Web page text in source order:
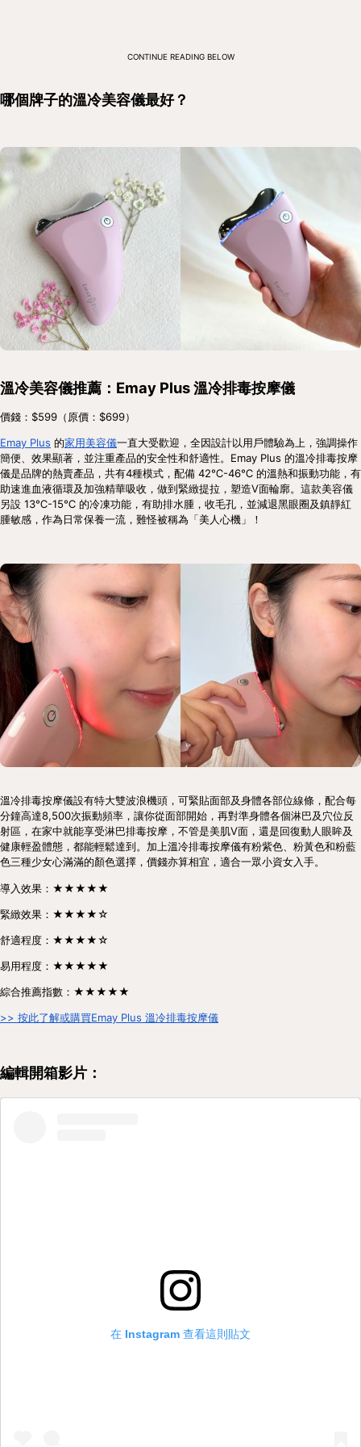
CONTINUE READING BELOW
哪個牌子的溫冷美容儀最好？
溫冷美容儀推薦：Emay Plus 溫冷排毒按摩儀
價錢：$599（原價：$699）
Emay Plus 的家用美容儀一直大受歡迎，全因設計以用戶體驗為上，強調操作
簡便、效果顯著，並注重產品的安全性和舒適性。Emay Plus 的溫冷排毒按摩
儀是品牌的熱賣產品，共有4種模式，配備 42℃-46℃ 的溫熱和振動功能，有
助速進血液循環及加強精華吸收，做到緊緻提拉，塑造V面輪廓。這款美容儀
另設 13℃-15℃ 的冷凍功能，有助排水腫，收毛孔，並減退黑眼圈及鎮靜紅
腫敏感，作為日常保養一流，難怪被稱為「美人心機」！
溫冷排毒按摩儀設有特大雙波浪機頭，可緊貼面部及身體各部位線條，配合每
分鐘高達8,500次振動頻率，讓你從面部開始，再對準身體各個淋巴及穴位反
射區，在家中就能享受淋巴排毒按摩，不管是美肌V面，還是回復動人眼眸及
健康輕盈體態，都能輕鬆達到。加上溫冷排毒按摩儀有粉紫色、粉黃色和粉藍
色三種少女心滿滿的顏色選擇，價錢亦算相宜，適合一眾小資女入手。
導入效果：★★★★★
緊緻效果：★★★★☆
舒適程度：★★★★☆
易用程度：★★★★★
綜合推薦指數：★★★★★
>> 按此了解或購買Emay Plus 溫冷排毒按摩儀
編輯開箱影片：
在 Instagram 查看這則貼文